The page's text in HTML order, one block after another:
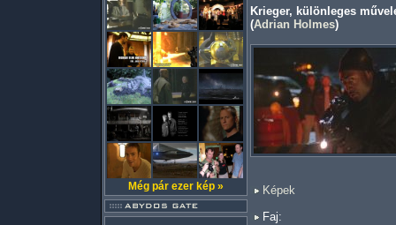
Még pár ezer kép »
Krieger, különleges
(Adrian Holmes)
Képek
Faj: